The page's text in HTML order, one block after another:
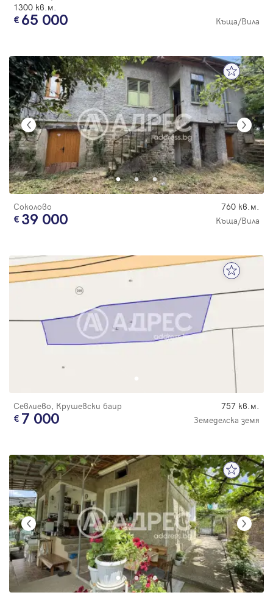
1300 кв.м.
65 000 Къща/Вила
Соколово 760 кв.м.
39 000 Къща/Вила
Севлиево, Крушевски баир 757 кв.м.
7 000 Земеделска земя